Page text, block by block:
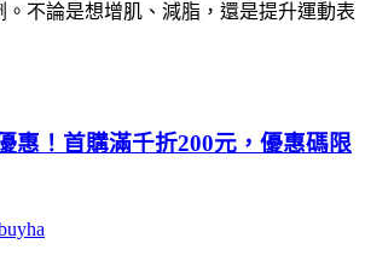
不論是想增肌、減脂，還是提升運動表
惠！首購滿千折200元，優惠碼限